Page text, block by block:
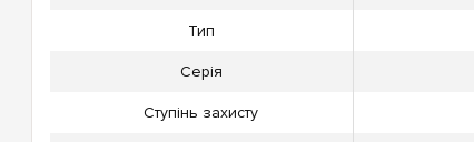
Тип
Серія
Ступінь захисту